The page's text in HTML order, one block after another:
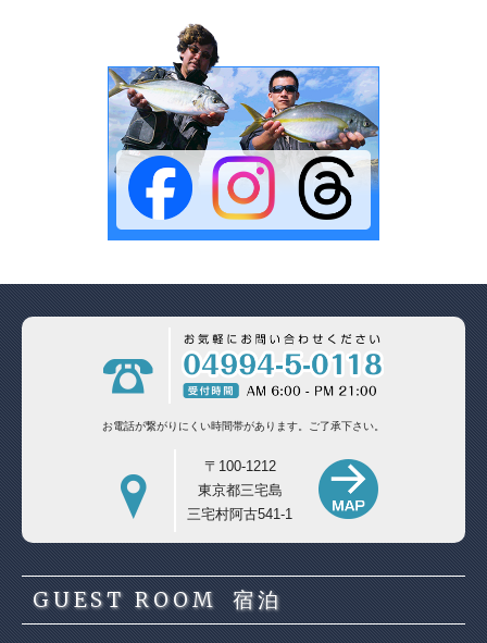
お電話が繋がりにくい時間帯があります。 ご了承下さい。
〒100-1212
東京都三宅島
三宅村阿古541-1
GUEST ROOM 宿泊